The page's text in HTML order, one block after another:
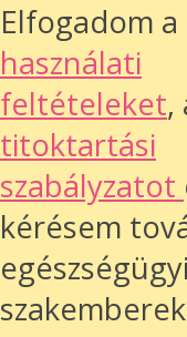
Elfogadom a
használati
feltételeket,
titoktartási
szabályzatot
kérésem
egészségügyi